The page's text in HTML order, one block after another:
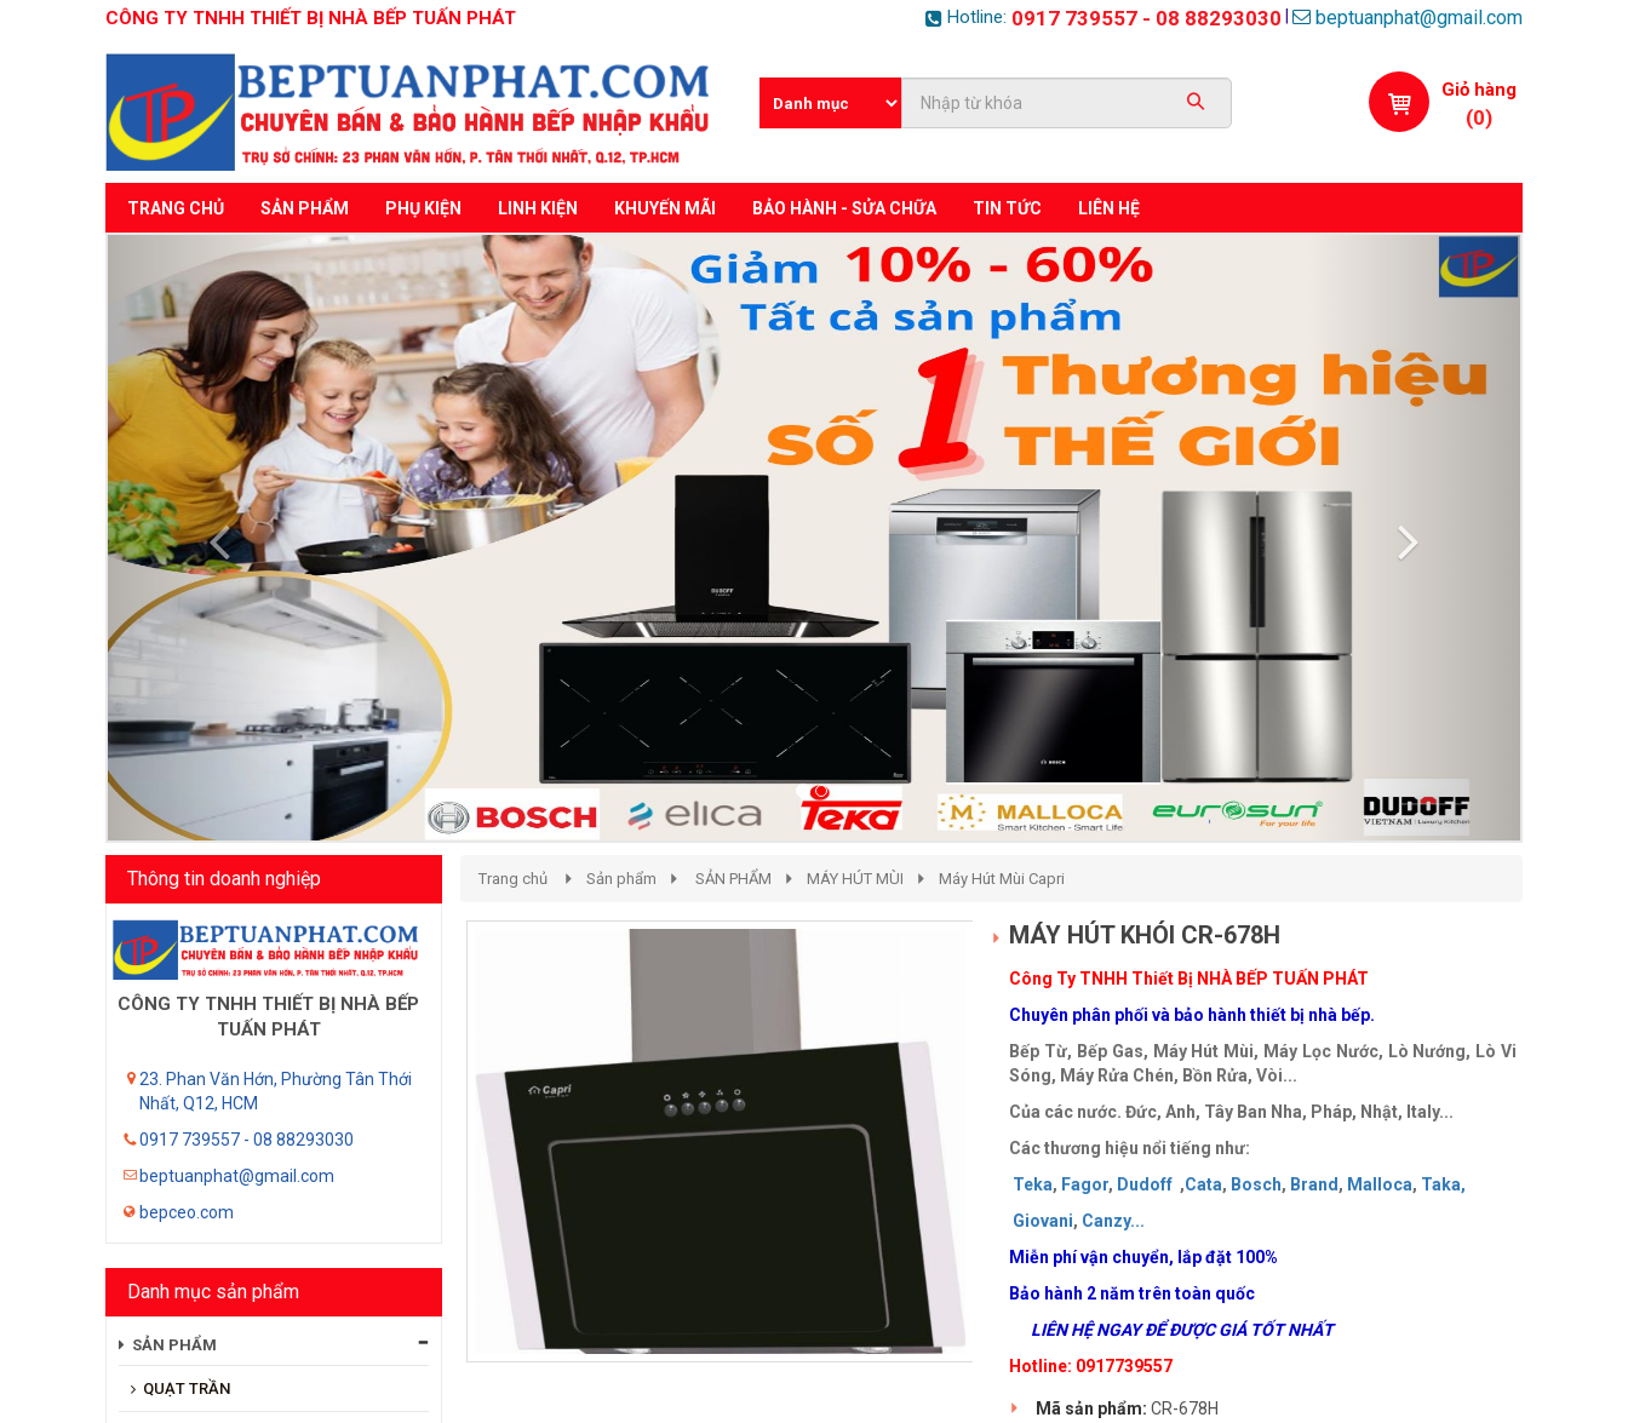
CÔNG TY TNHH THIẾT BỊ NHÀ BẾP TUẤN PHÁT Hotline: 0917 739557 - 08 88293030 beptuanphat@gmail.com
Giỏ hàng
(0)
TRANG CHỦ SẢN PHẨM PHỤ KIỆN LINH KIỆN KHUYẾN MÃI BẢO HÀNH - SỬA CHỮA TIN TỨC LIÊN HỆ
Previous Next
Thông tin doanh nghiệp
CÔNG TY TNHH THIẾT BỊ NHÀ BẾP
TUẤN PHÁT
23. Phan Văn Hớn, Phường Tân Thới
Nhất, Q12, HCM
0917 739557 - 08 88293030
beptuanphat@gmail.com
bepceo.com
Danh mục sản phẩm
SẢN PHẨM
QUẠT TRẦN
Trang chủ Sản phẩm SẢN PHẨM MÁY HÚT MÙI Máy Hút Mùi Capri
MÁY HÚT KHÓI CR-678H
Công Ty TNH H Thiết Bị NHÀ BẾP TUẤN PHÁT
Chuyên phân phối và bảo hành thiết bị nhà bếp.
Bếp Từ, Bếp Gas, Máy Hút Mùi, Máy Lọc Nước, Lò Nướng, Lò Vi
Sóng, Máy Rửa Chén, Bồn Rửa, Vòi...
Của các nước. Đức, Anh, Tây Ban Nha, Pháp, Nhật, Italy...
Các thương hiệu nổi tiếng như:
Teka, Fagor, Dudoff ,Cata, Bosch, Brand, Malloca, Taka,
Giovani, Canzy...
Miễn phí vận chuyển, lắp đặt 100%
Bảo hành 2 năm trên toàn quốc
LIÊN HỆ NGAY ĐỂ ĐƯỢC GIÁ TỐT NHẤT
Hotline: 0917739557
Mã sản phẩm: CR-678H